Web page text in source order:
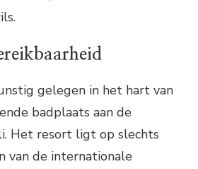
gelegen in het hart van
badplaats aan de
Het resort ligt op slechts
van de internationale